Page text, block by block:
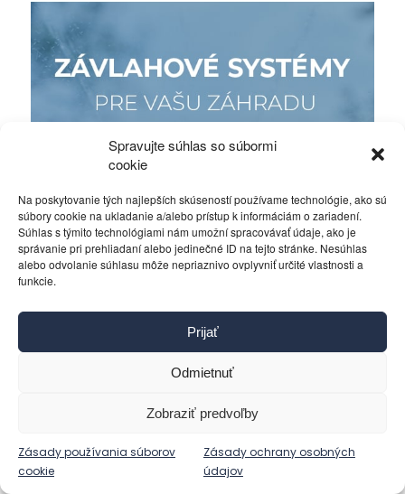
Spravujte súhlas so súbormi
cookie
Na poskytovanie tých najlepších skúseností používame technológie, ako sú
súbory cookie na ukladanie a/alebo prístup k informáciám o zariadení.
Súhlas s týmito technológiami nám umožní spracovávať údaje, ako je
správanie pri prehliadaní alebo jedinečné ID na tejto stránke. Nesúhlas
alebo odvolanie súhlasu môže nepriaznivo ovplyvniť určité vlastnosti a
funkcie.
Prijať
Odmietnuť
Zobraziť predvoľby
Zásady používania súborov
cookie
Zásady ochrany osobných
údajov
Ďalšie články autora:
notorickyobcan